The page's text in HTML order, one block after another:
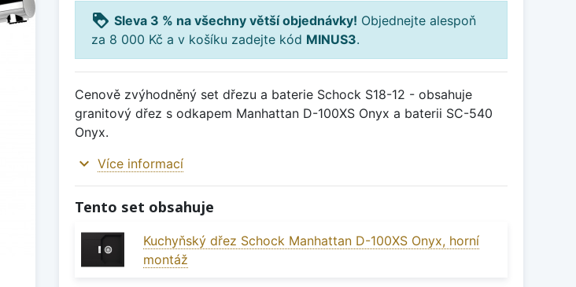
loyalty Sleva 3 % na všechny větší objednávky! Objednejte alespoň
za 8 000 Kč a v košíku zadejte kód MINUS3.
Cenově zvýhodněný set dřezu a baterie Schock S18-12 - obsahuje
granitový dřez s odkapem Manhattan D-100XS Onyx a baterii SC-540
Onyx.
expand_more Více informací
Tento set obsahuje
Kuchyňský dřez Schock Manhattan D-100XS Onyx, horní
montáž